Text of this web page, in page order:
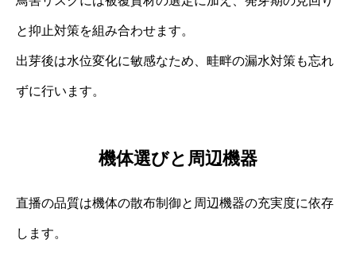
と抑止対策を組み合わせます。
出芽後は水位変化に敏感なため、畦畔の漏水対策も忘れ
ずに行います。
機体選びと周辺機器
直播の品質は機体の散布制御と周辺機器の充実度に依存
します。